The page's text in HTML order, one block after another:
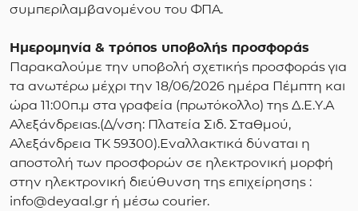
συμπεριλαμβανομένου του ΦΠΑ.
Ημερομηνία & τρόπος υποβολής προσφοράς
Παρακαλούμε την υποβολή σχετικής προσφοράς για
τα ανωτέρω μέχρι την 18/06/2026 ημέρα Πέμπτη και
ώρα 11:00π.μ στα γραφεία (πρωτόκολλο) της Δ.Ε.Υ.Α
Αλεξάνδρειας.(Δ/νση: Πλατεία Σιδ. Σταθμού,
Αλεξάνδρεια ΤΚ 59300).Εναλλακτικά δύναται η
αποστολή των προσφορών σε ηλεκτρονική μορφή
στην ηλεκτρονική διεύθυνση της επιχείρησης :
info@deyaal.gr ή μέσω courier.